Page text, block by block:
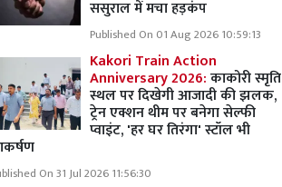
ससुराल में मचा हड़कंप
Published On 01 Aug 2026 10:59:13
Kakori Train Action
Anniversary 2026:काकोरी स्मृति
स्थल पर दिखेगी आजादी की झलक,
ट्रेन एक्शन थीम पर बनेगा सेल्फी
प्वाइंट, 'हर घर तिरंगा' स्टॉल भी
On 31 Jul 2026 11:56:30